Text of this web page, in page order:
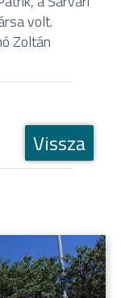
volt.
Zoltán
Vissza